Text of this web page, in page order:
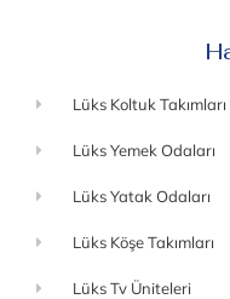
Lüks Koltuk Takımları
Lüks Yemek Odaları
Lüks Yatak Odaları
Lüks Köşe Takımları
Lüks Tv Üniteleri